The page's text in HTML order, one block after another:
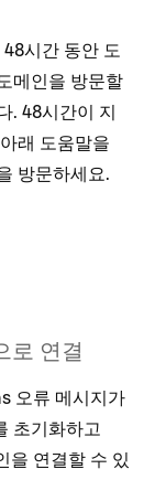
시간 동안 도
메인을 방문할
. 48시간이 지
래 도움말을
방문하세요.
로 연결
오류 메시지가
초기화하고
을 연결할 수 있